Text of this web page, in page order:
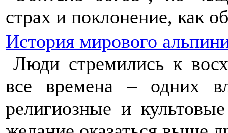
страх и поклонение, как
История мирового
Люди стремились к
все времена – одних
религиозные и